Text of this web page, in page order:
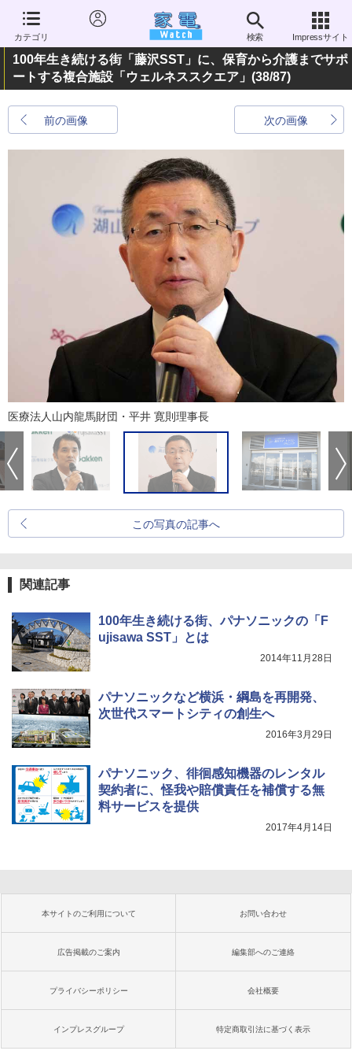
カテゴリ 検索 Impressサイト
100年生き続ける街「藤沢SST」に、保育から介護までサポ
ートする複合施設「ウェルネススクエア」 (38/87)
前の画像 次の画像
医療法人山内龍馬財団・平井 寛則理事長
この写真の記事へ
関連記事
100年生き続ける街、パナソニックの「F
ujisawa SST」とは
2014年11月28日
パナソニックなど横浜・綱島を再開発、
次世代スマートシティの創生へ
2016年3月29日
パナソニック、徘徊感知機器のレンタル
契約者に、怪我や賠償責任を補償する無
料サービスを提供
2017年4月14日
本サイトのご利用について お問い合わせ
広告掲載のご案内 編集部へのご連絡
プライバシーポリシー 会社概要
インプレスグループ 特定商取引法に基づく表示